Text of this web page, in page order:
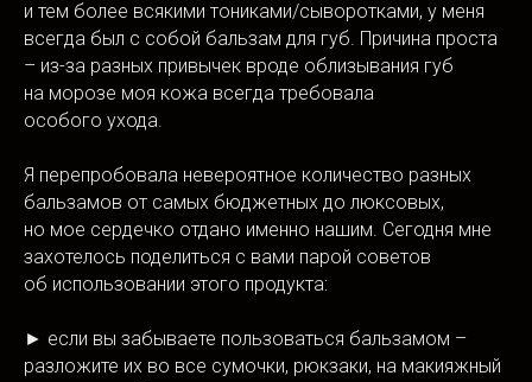
и тем более всякими тониками/сыворотками, у меня
всегда был с собой бальзам для губ. Причина проста
– из-за разных привычек вроде облизывания губ
на морозе моя кожа всегда требовала
особого ухода.
Я перепробовала невероятное количество разных
бальзамов от самых бюджетных до люксовых,
но мое сердечко отдано именно нашим. Сегодня мне
захотелось поделиться с вами парой советов
об использовании этого продукта:
► если вы забываете пользоваться бальзамом –
разложите их во все сумочки, рюкзаки, на макияжный